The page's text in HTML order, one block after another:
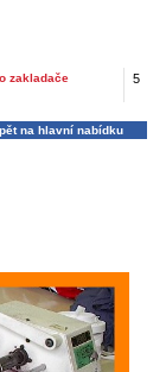
zakladače 5
na hlavní nabídku